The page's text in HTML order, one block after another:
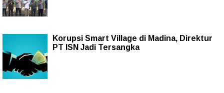
Korupsi Smart Village di Madina, Direktur
PT ISN Jadi Tersangka